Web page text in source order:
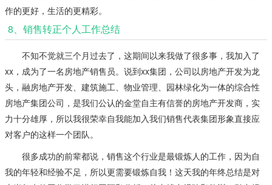
作的更好，生活的更精彩。
8、销售转正个人工作总结
不知不觉就三个月过去了，这期间以来我做了很多事，我加入了
xx，成为了一名房地产销售员。说到xx集团，公司以房地产开发为龙
头，融房地产开发、建筑施工、物业管理、园林绿化为一体的综合性
房地产集团公司，是我们公认的金堂自主有信誉的房地产开发商，实
力十分雄厚，所以我很荣幸自我能加入我们销售代表集团形象直接应
对客户的这样一个团队。
很多成功的前辈都说，销售这个行业是最锻炼人的工作，因为自
我的年轻和经验不足，所以更需要锻炼自我！这天我的年终总结是对